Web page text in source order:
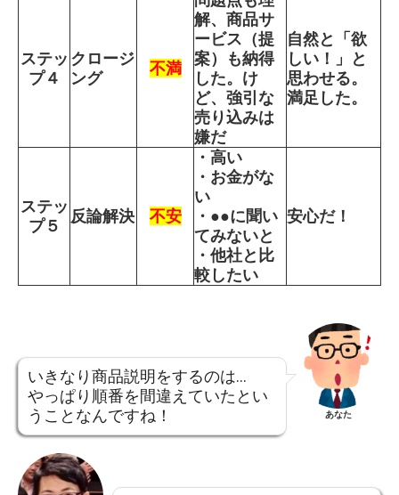
ステッ
プ４
クロージ
ング
不満
解、商品サ
ービス（提
案）も納得
した。け
ど、強引な
売り込みは
嫌だ
自然と「欲
しい！」と
思わせる。
満足した。
ステッ
プ５
反論解決 不安
・高い
・お金がな
い
・●●に聞い
てみないと
・他社と比
較したい
安心だ！
いきなり商品説明をするのは…
やっぱり順番を間違えていたとい
うことなんですね！
あなた